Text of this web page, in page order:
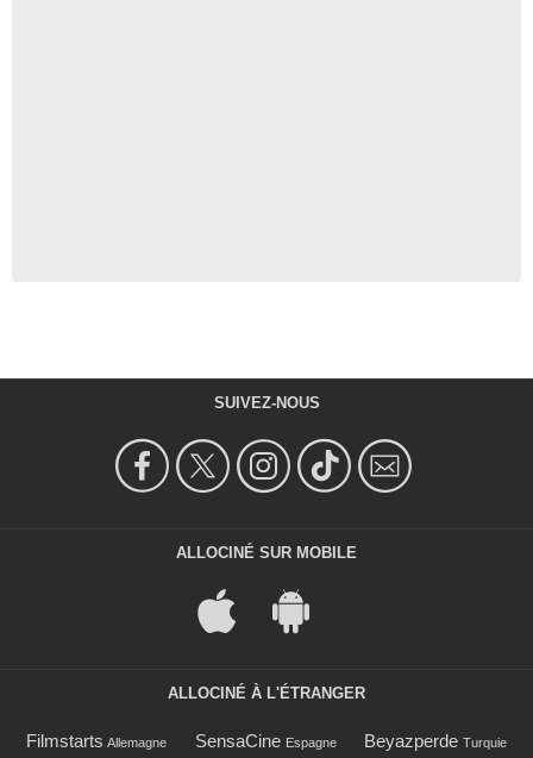
SUIVEZ-NOUS
ALLOCINÉ SUR MOBILE
ALLOCINÉ À L'ÉTRANGER
Filmstarts Allemagne SensaCine Espagne Beyazperde Turquie